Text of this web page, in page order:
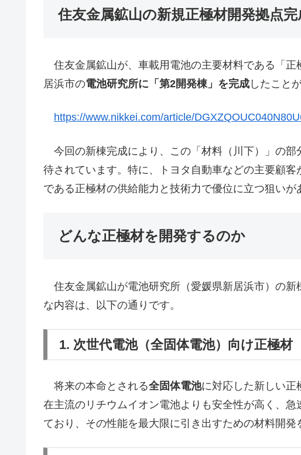
住友金属鉱山の新規正極材開発拠点完
住友金属鉱山が、車載用電池の主要材料である「
居浜市の電池研究所に「第2開発棟」を完成 したこと
https://www.nikkei.com/article/
今回の新棟完成により、この「材料（川下）」の部
待されています。特に、トヨタ自動車などの主要顧
である正極材の供給能力と技術力で優位に立つ狙いが
どんな正極材を開発するのか
住友金属鉱山が電池研究所（愛媛県新居浜市）の新
な内容は、以下の通りです。
1. 次世代電池（全固体電池）向け正極材
将来の本命とされる全固体電池に対応した新しい正
在主流のリチウムイオン電池よりも安全性が高く、
ており、その性能を最大限に引き出すための材料開発